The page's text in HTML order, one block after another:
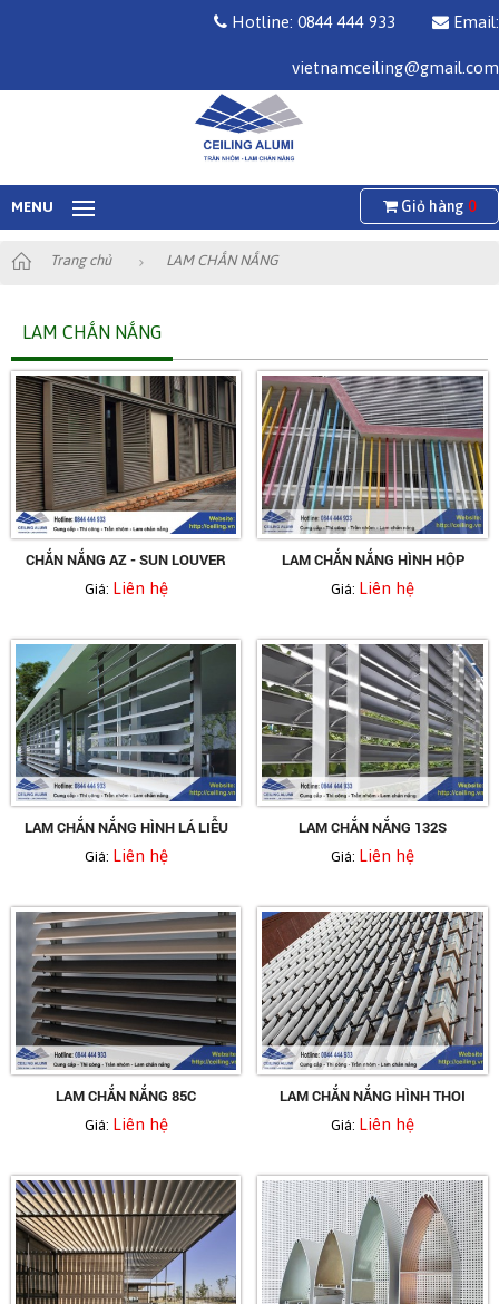
Hotline: 0844 444 933 Email:
vietnamceiling@gmail.com
MENU Giỏ hàng 0
Trang chủ LAM CHẮN NẮNG
LAM CHẮN NẮNG
CHẮN NẮNG AZ - SUN LOUVER
Giá: Liên hệ
LAM CHẮN NẮNG HÌNH HỘP
Giá: Liên hệ
LAM CHẮN NẮNG HÌNH LÁ LIỄU
Giá: Liên hệ
LAM CHẮN NẮNG 132S
Giá: Liên hệ
LAM CHẮN NẮNG 85C
Giá: Liên hệ
LAM CHẮN NẮNG HÌNH THOI
Giá: Liên hệ